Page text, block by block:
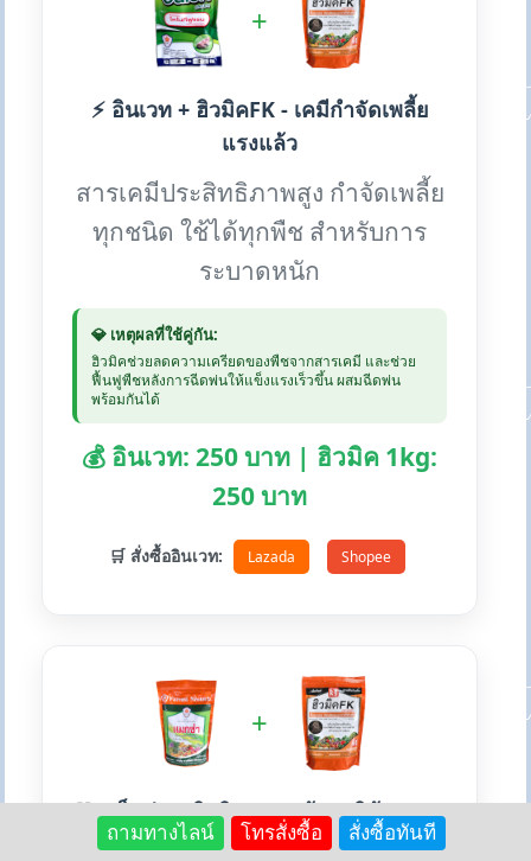
+
⚡ อินเวท + ฮิวมิคFK - เคมีกำจัดเพลี้ย
แรงแล้ว
สารเคมีประสิทธิภาพสูง กำจัดเพลี้ย
ทุกชนิด ใช้ได้ทุกพืช สำหรับการ
ระบาดหนัก
💎 เหตุผลที่ใช้คู่กัน:
ฮิวมิคช่วยลดความเครียดของพืชจากสารเคมี และช่วย
ฟื้นฟูพืชหลังการฉีดพ่นให้แข็งแรงเร็วขึ้น ผสมฉีดพ่น
พร้อมกันได้
💰 อินเวท: 250 บาท | ฮิวมิค 1kg:
250 บาท
🛒 สั่งซื้ออินเวท: Lazada Shopee
+
💚 แม็กซ่า + ฮิวมิคFK - สร้างภูมิต้านทาน
ถามทางไลน์ โทรสั่งซื้อ สั่งซื้อทันที